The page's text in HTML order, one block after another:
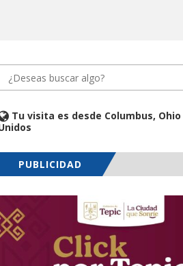
Tu visita es desde Columbus,
PUBLICIDAD